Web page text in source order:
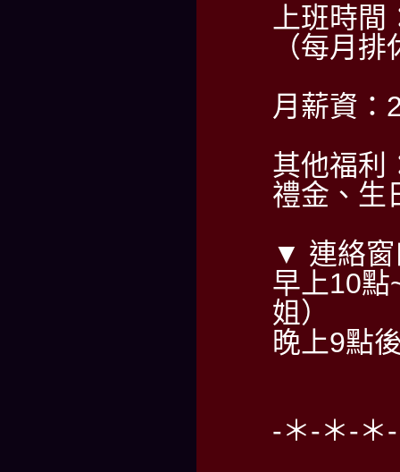
上班時
（每月
月薪資：
其他福利
禮金、生
▼ 連絡窗
早上10點
姐）
晚上9點
-＊-＊-＊